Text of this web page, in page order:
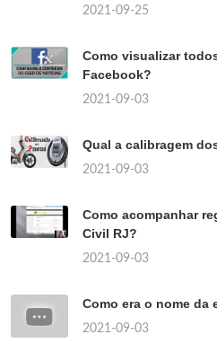
2021-09-25
Como visualizar
Facebook?
2021-09-03
Qual a calibragem
2021-09-03
Como acompanhar
Civil RJ?
2021-09-03
Como era o nome da
2021-09-03